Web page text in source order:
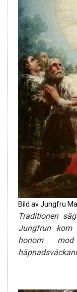
Bild av Jungfru
Traditionen
Jungfrun kom
honom